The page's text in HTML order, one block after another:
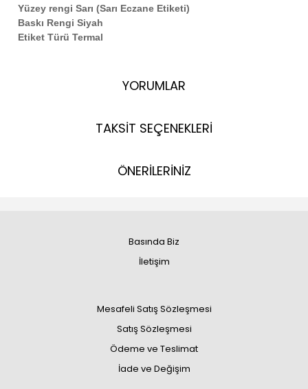
Yüzey rengi Sarı (Sarı Eczane Etiketi)
Baskı Rengi Siyah
Etiket Türü Termal
YORUMLAR
TAKSİT SEÇENEKLERİ
ÖNERİLERİNİZ
Basında Biz
İletişim
Mesafeli Satış Sözleşmesi
Satış Sözleşmesi
Ödeme ve Teslimat
İade ve Değişim